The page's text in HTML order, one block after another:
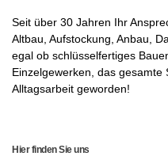
Seit über 30 Jahren Ihr
Altbau, Aufstockung, Anbau,
egal ob schlüsselfertiges
Einzelgewerken, das gesamte
Alltagsarbeit geworden!
Hier finden Sie uns